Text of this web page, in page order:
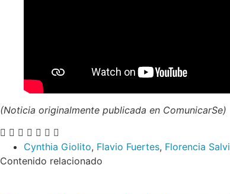
(Noticia originalmente publicada en ComunicarSe)
Cynthia Giolito, Flavio Fuertes, Florencia Salvi
Contenido relacionado